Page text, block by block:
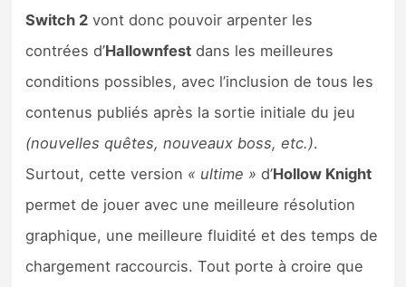
Switch 2 vont donc pouvoir arpenter les
contrées d’Hallownfest dans les meilleures
conditions possibles, avec l’inclusion de tous les
contenus publiés après la sortie initiale du jeu
(nouvelles quêtes, nouveaux boss, etc.).
Surtout, cette version « ultime » d’Hollow Knight
permet de jouer avec une meilleure résolution
graphique, une meilleure fluidité et des temps de
chargement raccourcis. Tout porte à croire que